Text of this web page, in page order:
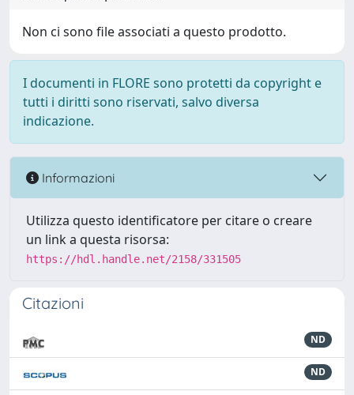
Non ci sono file associati a questo prodotto.
I documenti in FLORE sono protetti da copyright e
tutti i diritti sono riservati, salvo diversa
indicazione.
Informazioni
Utilizza questo identificatore per citare o creare
un link a questa risorsa:
https://hdl.handle.net/2158/331505
Citazioni
ND
ND